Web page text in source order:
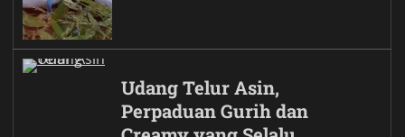
Udang Telur Asin,
Perpaduan Gurih dan